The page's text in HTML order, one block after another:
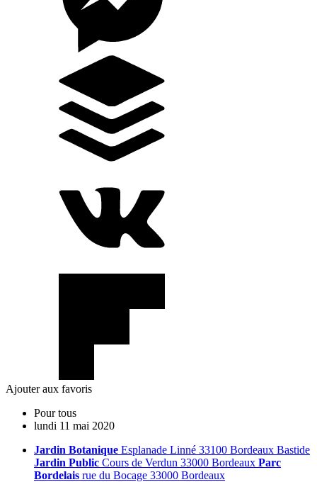
Ajouter aux favoris
Pour tous
lundi 11 mai 2020
Jardin Botanique Esplanade Linné 33100 Bordeaux Bastide
Jardin Public Cours de Verdun 33000 Bordeaux Parc
Bordelais rue du Bocage 33000 Bordeaux